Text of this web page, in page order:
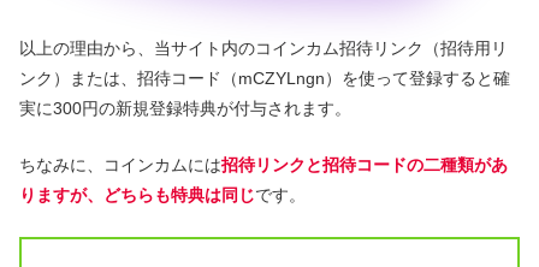
以上の理由から、当サイト内のコインカム招待リンク（招待用リ
ンク）または、招待コード（mCZYLngn）を使って登録すると確
実に300円の新規登録特典が付与されます。
ちなみに、コインカムには招待リンクと招待コードの二種類があ
りますが、どちらも特典は同じです。